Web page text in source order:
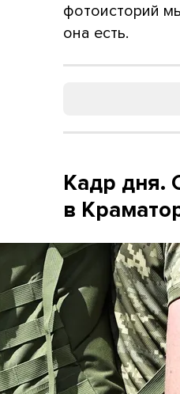
фотоисторий
она есть.
Кадр дня.
в